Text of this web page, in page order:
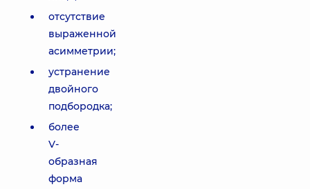
отсутствие
выраженной
асимметрии;
устранение
двойного
подбородка;
более
V-
образная
форма